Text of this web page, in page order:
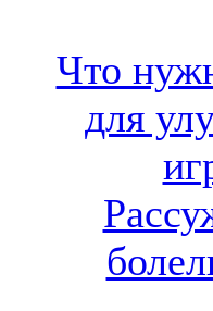
Что
для